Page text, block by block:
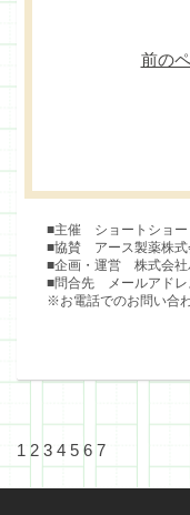
前の
■主催 ショートショー
■協賛 アース製薬株式
■企画・運営 株式会社
■問合先 メールアドレ
※お電話でのお問い合
1 2 3 4 5 6 7